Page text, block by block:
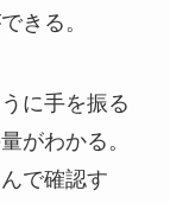
きる。
に手を振る
がわかる。
で確認す